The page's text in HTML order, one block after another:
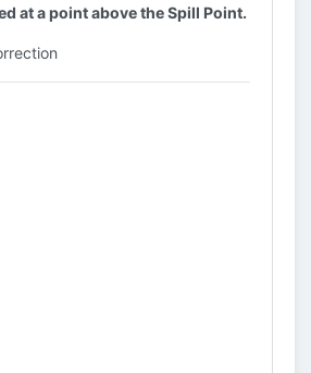
at a point above the Spill Point.